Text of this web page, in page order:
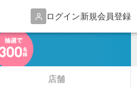
ログイン新規会員登録
店舗